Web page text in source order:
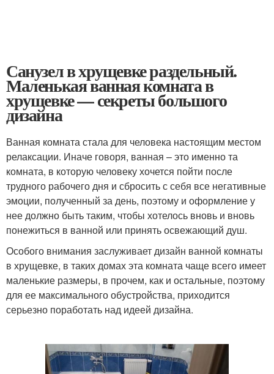
Санузел в хрущевке раздельный.
Маленькая ванная комната в
хрущевке — секреты большого
дизайна
Ванная комната стала для человека настоящим местом
релаксации. Иначе говоря, ванная – это именно та
комната, в которую человеку хочется пойти после
трудного рабочего дня и сбросить с себя все негативные
эмоции, полученный за день, поэтому и оформление у
нее должно быть таким, чтобы хотелось вновь и вновь
понежиться в ванной или принять освежающий душ.
Особого внимания заслуживает дизайн ванной комнаты
в хрущевке, в таких домах эта комната чаще всего имеет
маленькие размеры, в прочем, как и остальные, поэтому
для ее максимального обустройства, приходится
серьезно поработать над идеей дизайна.